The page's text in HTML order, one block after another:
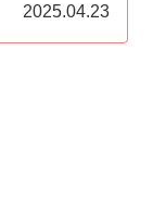
2025.04.23